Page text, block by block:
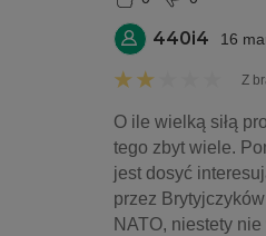
440i4 16
Z
O ile wielką siłą
tego zbyt wiele.
jest dosyć
przez
NATO, niestety